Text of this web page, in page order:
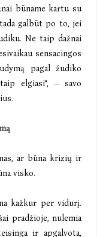
būname kartu su
galbūt po to, jei
Ne taip dažnai
sensacingos
pagal žudiko
elgiasi“, – savo
ar būna krizių ir
visko.
kažkur per vidurį.
pradžioje, nulemia
ir apgalvota,